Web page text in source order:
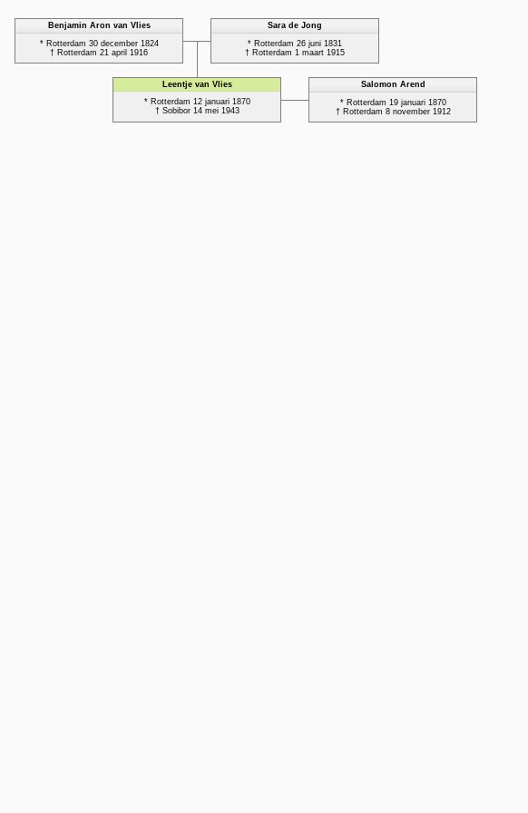
Benjamin Aron van Vlies
* Rotterdam 30 december 1824
† Rotterdam 21 april 1916
Sara de Jong
* Rotterdam 26 juni 1831
† Rotterdam 1 maart 1915
Leentje van Vlies
* Rotterdam 12 januari 1870
† Sobibor 14 mei 1943
Salomon Arend
* Rotterdam 19 januari 1870
† Rotterdam 8 november 1912